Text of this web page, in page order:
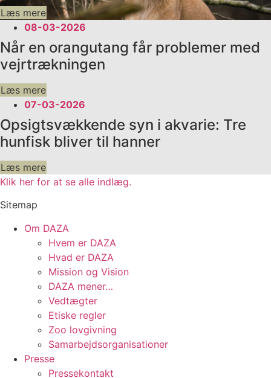
Læs mere
08-03-2026
Når en orangutang får problemer med
vejrtrækningen
Læs mere
07-03-2026
Opsigtsvækkende syn i akvarie: Tre
hunfisk bliver til hanner
Læs mere
Klik her for at se alle indlæg.
Sitemap
Om DAZA
Hvem er DAZA
Hvad er DAZA
Mission og Vision
DAZA mener…
Vedtægter
Etiske regler
Zoo lovgivning
Samarbejdsorganisationer
Presse
Pressekontakt